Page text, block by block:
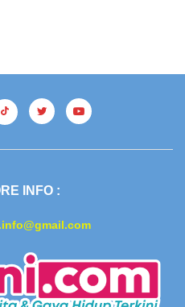
INFO :